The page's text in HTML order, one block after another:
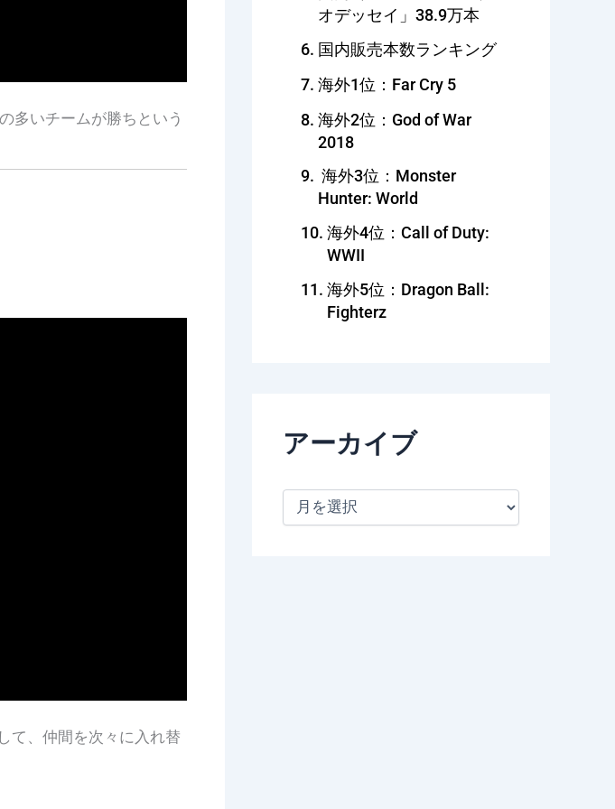
多いチームが勝ちという
て、仲間を次々に入れ替
オデッセイ」38.9万本
国内販売本数ランキング
海外1位：Far Cry 5
海外2位：God of War
2018
海外3位：Monster
Hunter: World
海外4位：Call of Duty:
WWII
海外5位：Dragon Ball:
Fighterz
アーカイブ